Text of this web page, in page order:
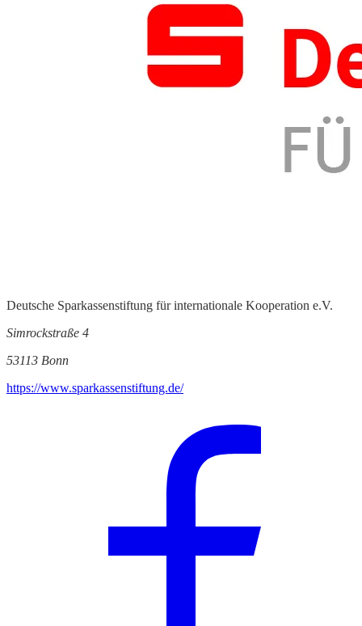
Deutsche Sparkassenstiftung für internationale Kooperation e.V.
Simrockstraße 4
53113 Bonn
https://www.sparkassenstiftung.de/